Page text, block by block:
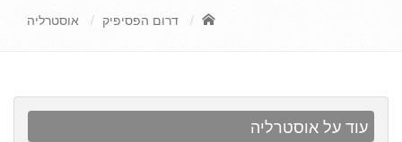
דרום הפסיפיק אוסטרליה
עוד על אוסטרליה